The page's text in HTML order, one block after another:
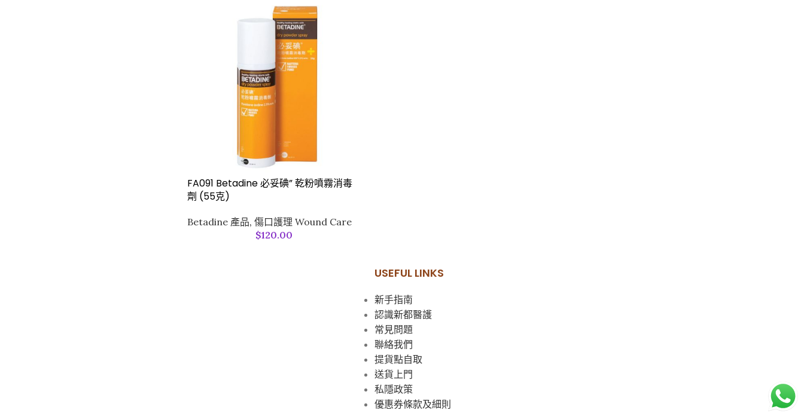
FA091 Betadine 必妥碘” 乾粉噴霧消毒
劑 (55克)
Betadine 產品, 傷口護理 Wound Care
$120.00
USEFUL LINKS
新手指南
認識新都醫護
常見問題
聯絡我們
提貨點自取
送貨上門
私隱政策
優惠券條款及細則